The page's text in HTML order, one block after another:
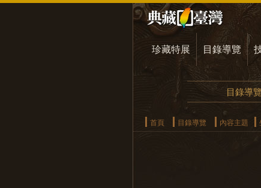
珍藏特展 目錄導覽
目錄導
首頁 目錄導覽 內容主題